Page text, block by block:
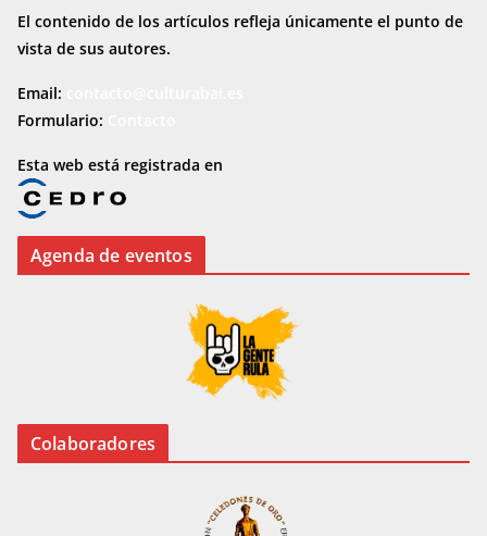
El contenido de los artículos refleja únicamente el punto de
vista de sus autores.
Email:
Formulario:
Esta web está registrada en
Agenda de eventos
Colaboradores